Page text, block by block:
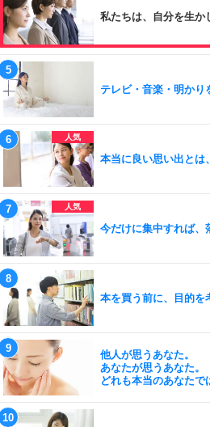
私たちは、自分を生か
テレビ・音楽・明かり
本当に良い思い出とは
今だけに集中すれば、
本を買う前に、目的を
他人が思うあなた。
あなたが思うあなた。
どれも本当のあなたで